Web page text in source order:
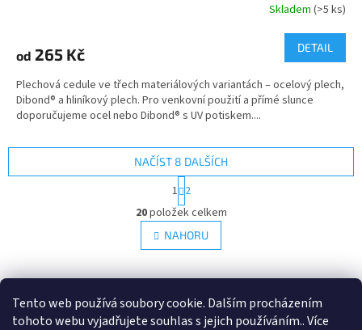
Tento web používá soubory cookie. Dalším procházením
tohoto webu vyjadřujete souhlas s jejich používáním.. Více
Skladem (>5 ks)
od 265 Kč DETAIL
Plechová cedule ve třech materiálových variantách – ocelový plech,
Dibond® a hliníkový plech. Pro venkovní použití a přímé slunce
doporučujeme ocel nebo Dibond® s UV potiskem....
O
v
l
á
a
c
í
NAČÍST 8 DALŠÍCH
S
t
r
á
n
k
v
n
í
1 2
20položek celkem
NAHORU
Z
Retro-Darky.cz Krowki.cz